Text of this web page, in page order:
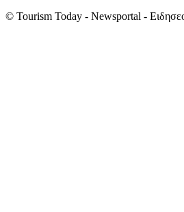
© Tourism Today - Newsportal -